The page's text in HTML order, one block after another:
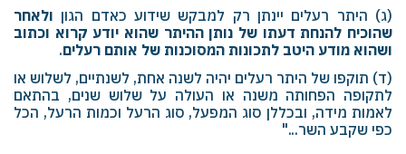
(ג) היתר רעלים יינתן רק למבקש שידוע כאדם הגון ולאחר
שהוכיח להנחת דעתו של נותן ההיתר שהוא יודע קרוא וכתוב
ושהוא מודע היטב לתכונות המסוכנות של אותם רעלים.
(ד) תוקפו של היתר רעלים יהיה לשנה אחת, לשנתיים, לשלוש או
לתקופה הפחותה משנה או העולה על שלוש שנים, בהתאם
לאמות מידה, ובכללן סוג המפעל, סוג הרעל וכמות הרעל, הכל
כפי שקבע השר..."